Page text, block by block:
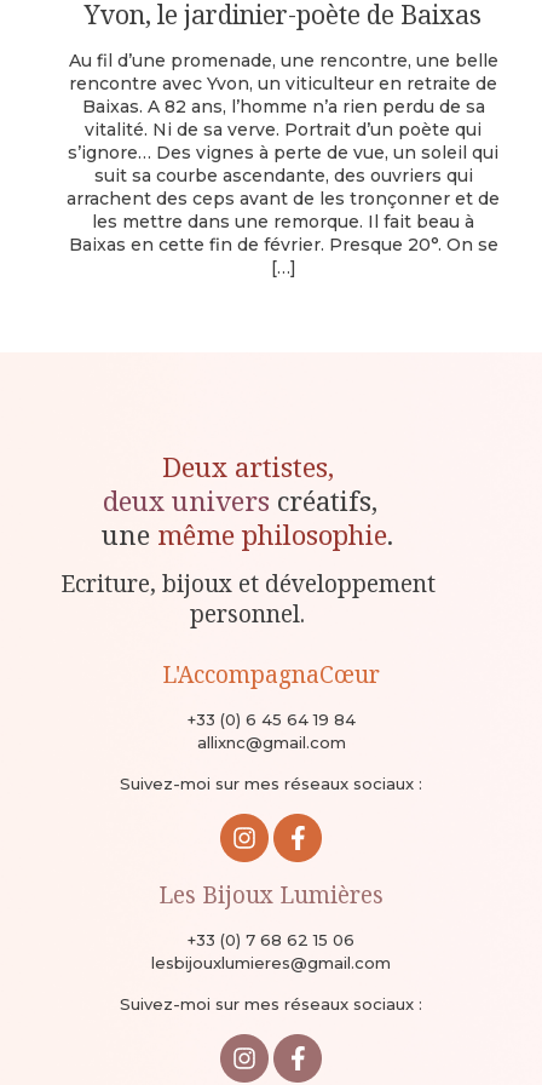
Yvon, le jardinier-poète de Baixas
Au fil d’une promenade, une rencontre, une belle
rencontre avec Yvon, un viticulteur en retraite de
Baixas. A 82 ans, l’homme n’a rien perdu de sa
vitalité. Ni de sa verve. Portrait d’un poète qui
s’ignore… Des vignes à perte de vue, un soleil qui
suit sa courbe ascendante, des ouvriers qui
arrachent des ceps avant de les tronçonner et de
les mettre dans une remorque. Il fait beau à
Baixas en cette fin de février. Presque 20°. On se
[…]
Deux artistes,
deux univers créatifs,
une même philosophie.
Ecriture, bijoux et développement
personnel.
L'AccompagnaCœur
+33 (0) 6 45 64 19 84
allixnc@gmail.com
Suivez-moi sur mes réseaux sociaux :
Les Bijoux Lumières
+33 (0) 7 68 62 15 06
lesbijouxlumieres@gmail.com
Suivez-moi sur mes réseaux sociaux :